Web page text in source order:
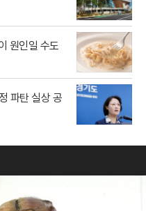
원인일 수도
파탄 실상 공